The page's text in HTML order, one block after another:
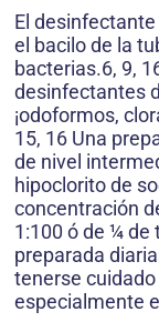
El
el bacilo de la
bacterias.6, 9,
desinfectantes
¡odoformos,
15, 16 Una
de nivel
hipoclorito de
concentración
1:100 ó de ¼ de
preparada
tenerse
especialmente